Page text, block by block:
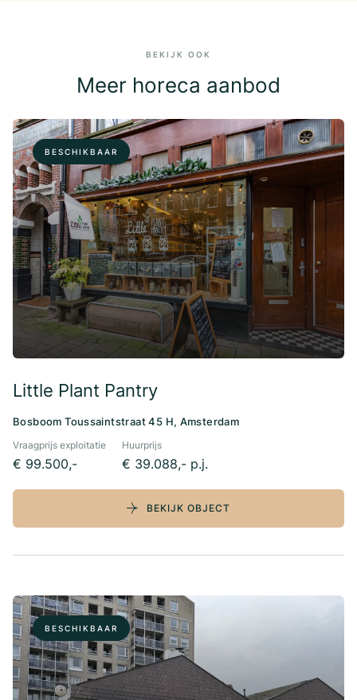
BEKIJK OOK
Meer horeca aanbod
BESCHIKBAAR
Little Plant Pantry
Bosboom Toussaintstraat 45 H, Amsterdam
Vraagprijs exploitatie
€ 99.500,-
Huurprijs
€ 39.088,- p.j.
BEKIJK OBJECT
BESCHIKBAAR